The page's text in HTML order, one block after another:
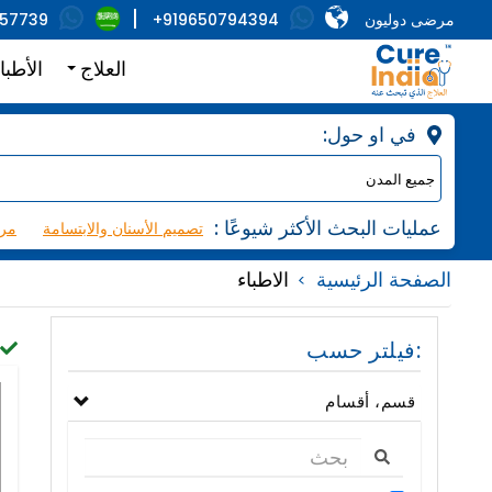
مرضى دوليون +919650794394
العلاج
: عمليات البحث الأكثر شيوعًا تصميم الأسنان والابتسامة
الصفحة الرئيسية الاطباء
فيلتر حسب:
قسم، أقسام